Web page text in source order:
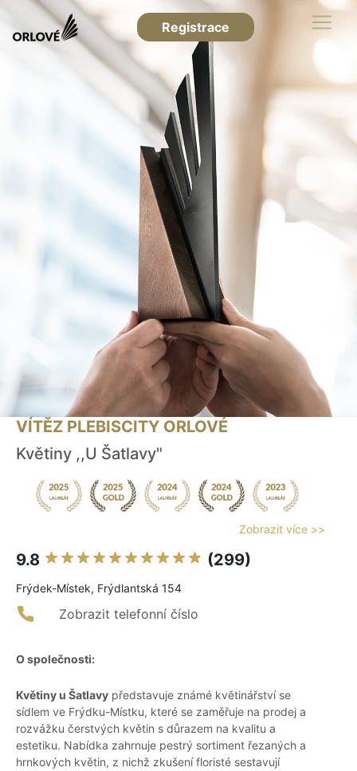
Registrace
VÍTĚZ PLEBISCITY ORLOVÉ
Květiny ,,U Šatlavy"
Zobrazit více >>
9.8 (299)
Frýdek-Místek, Frýdlantská 154
Zobrazit telefonní číslo
O společnosti:
Květiny u Šatlavy představuje známé květinářství se
sídlem ve Frýdku-Místku, které se zaměřuje na prodej a
rozvážku čerstvých květin s důrazem na kvalitu a
estetiku. Nabídka zahrnuje pestrý sortiment řezaných a
hrnkových květin, z nichž zkušení floristé sestavují